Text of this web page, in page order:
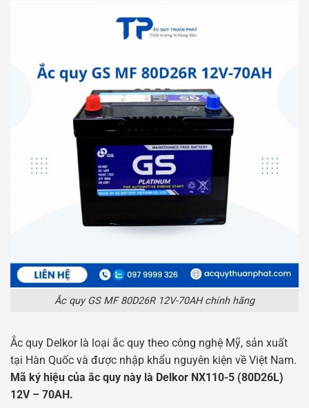
Ắc quy GS MF 80D26R 12V-70AH chính hãng
Ắc quy Delkor là loại ắc quy theo công nghệ Mỹ, sản xuất
tại Hàn Quốc và được nhập khẩu nguyên kiện về Việt Nam.
Mã ký hiệu của ắc quy này là Delkor NX110-5 (80D26L)
12V – 70AH.